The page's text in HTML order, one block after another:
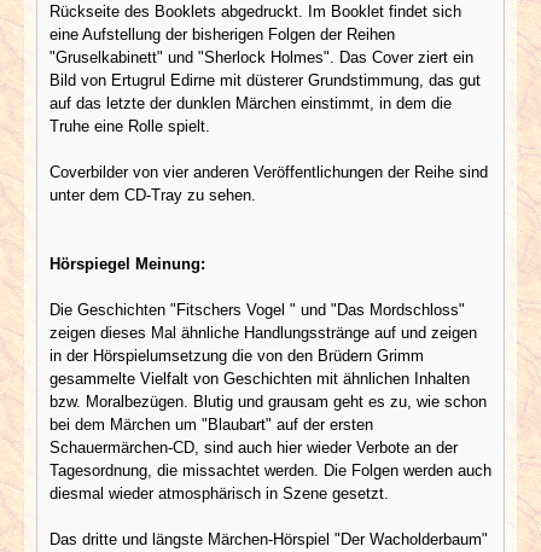
Rückseite des Booklets abgedruckt. Im Booklet findet sich
eine Aufstellung der bisherigen Folgen der Reihen
"Gruselkabinett" und "Sherlock Holmes". Das Cover ziert ein
Bild von Ertugrul Edirne mit düsterer Grundstimmung, das gut
auf das letzte der dunklen Märchen einstimmt, in dem die
Truhe eine Rolle spielt.
Coverbilder von vier anderen Veröffentlichungen der Reihe sind
unter dem CD-Tray zu sehen.
Hörspiegel Meinung:
Die Geschichten "Fitschers Vogel " und "Das Mordschloss"
zeigen dieses Mal ähnliche Handlungsstränge auf und zeigen
in der Hörspielumsetzung die von den Brüdern Grimm
gesammelte Vielfalt von Geschichten mit ähnlichen Inhalten
bzw. Moralbezügen. Blutig und grausam geht es zu, wie schon
bei dem Märchen um "Blaubart" auf der ersten
Schauermärchen-CD, sind auch hier wieder Verbote an der
Tagesordnung, die missachtet werden. Die Folgen werden auch
diesmal wieder atmosphärisch in Szene gesetzt.
Das dritte und längste Märchen-Hörspiel "Der Wacholderbaum"